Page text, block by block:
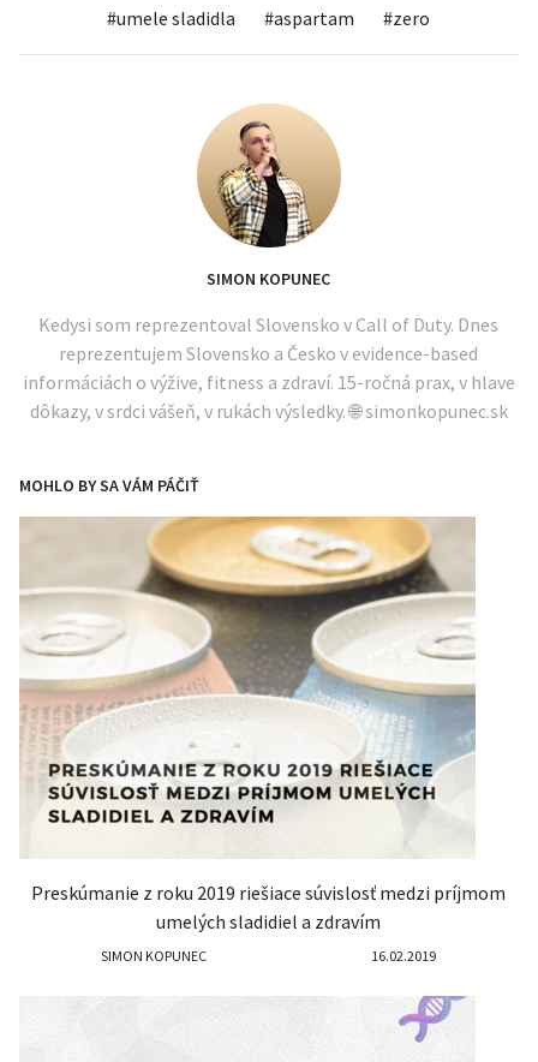
#umele sladidla #aspartam #zero
SIMON KOPUNEC
Kedysi som reprezentoval Slovensko v Call of Duty. Dnes
reprezentujem Slovensko a Česko v evidence-based
informáciách o výžive, fitness a zdraví. 15-ročná prax, v hlave
dôkazy, v srdci vášeň, v rukách výsledky. 🌐 simonkopunec.sk
MOHLO BY SA VÁM PÁČIŤ
Preskúmanie z roku 2019 riešiace súvislosť medzi príjmom
umelých sladidiel a zdravím
SIMON KOPUNEC 16.02.2019